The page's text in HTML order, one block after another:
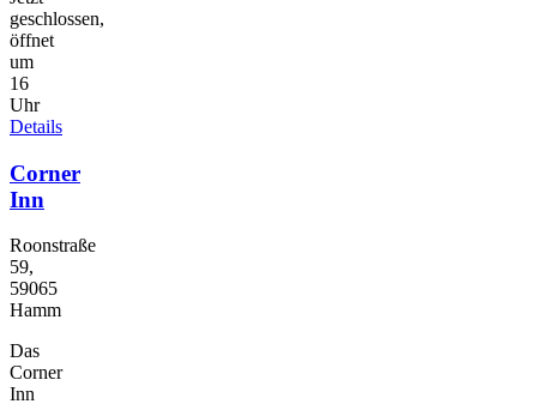
geschlossen,
öffnet
um
16
Uhr
Details
Corner
Inn
Roonstraße
59,
59065
Hamm
Das
Corner
Inn